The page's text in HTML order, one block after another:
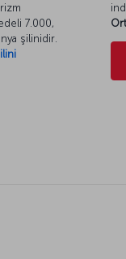
7.000,
şilinidir.